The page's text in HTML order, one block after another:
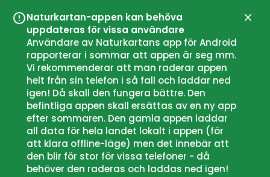
Naturkartan-appen kan behöva
uppdateras för vissa användare
Användare av Naturkartans app för Android
rapporterar i sommar att appen är seg mm.
Vi rekommenderar att man raderar appen
helt från sin telefon i så fall och laddar ned
igen! Då skall den fungera bättre. Den
befintliga appen skall ersättas av en ny app
efter sommaren. Den gamla appen laddar
all data för hela landet lokalt i appen (för
att klara offline-läge) men det innebär att
den blir för stor för vissa telefoner - då
behöver den raderas och laddas ned igen!